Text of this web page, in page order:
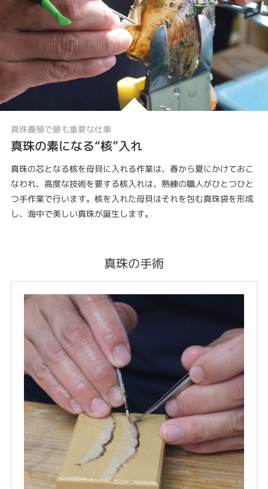
真珠養殖で最も重要な仕事
真珠の素になる“核”入れ
真珠の芯となる核を母貝に入れる作業は、春から夏にかけておこ
なわれ、高度な技術を要する核入れは、熟練の職人がひとつひと
つ手作業で行います。核を入れた母貝はそれを包む真珠袋を形成
し、海中で美しい真珠が誕生します。
真珠の手術